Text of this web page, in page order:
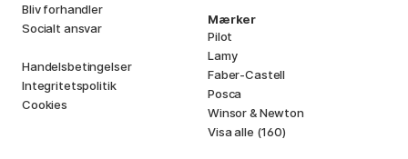
Bliv forhandler
Socialt ansvar
Handelsbetingelser
Integritetspolitik
Cookies
Mærker
Pilot
Lamy
Faber-Castell
Posca
Winsor & Newton
Visa alle (160)